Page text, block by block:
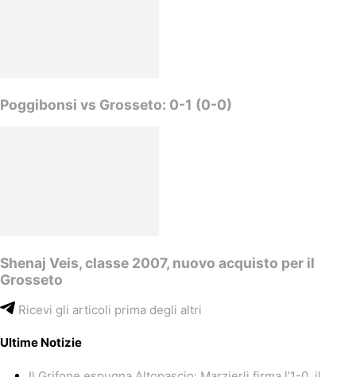
Poggibonsi vs Grosseto: 0-1 (0-0)
Shenaj Veis, classe 2007, nuovo acquisto per il
Grosseto
Ricevi gli articoli prima degli altri
Ultime Notizie